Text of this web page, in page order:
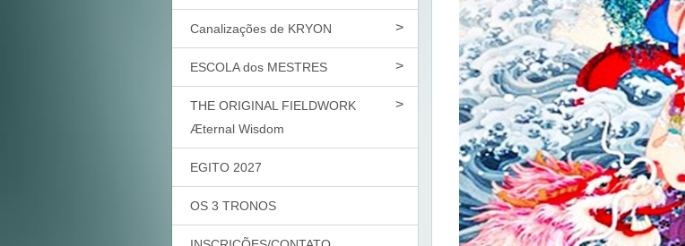
Canalizações de KRYON
ESCOLA dos MESTRES
THE ORIGINAL FIELDWORK
Æternal Wisdom
EGITO 2027
OS 3 TRONOS